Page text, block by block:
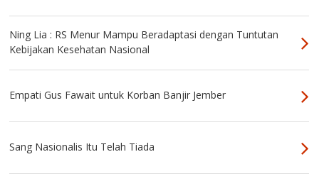
Ning Lia : RS Menur Mampu Beradaptasi dengan Tuntutan
Kebijakan Kesehatan Nasional
Empati Gus Fawait untuk Korban Banjir Jember
Sang Nasionalis Itu Telah Tiada